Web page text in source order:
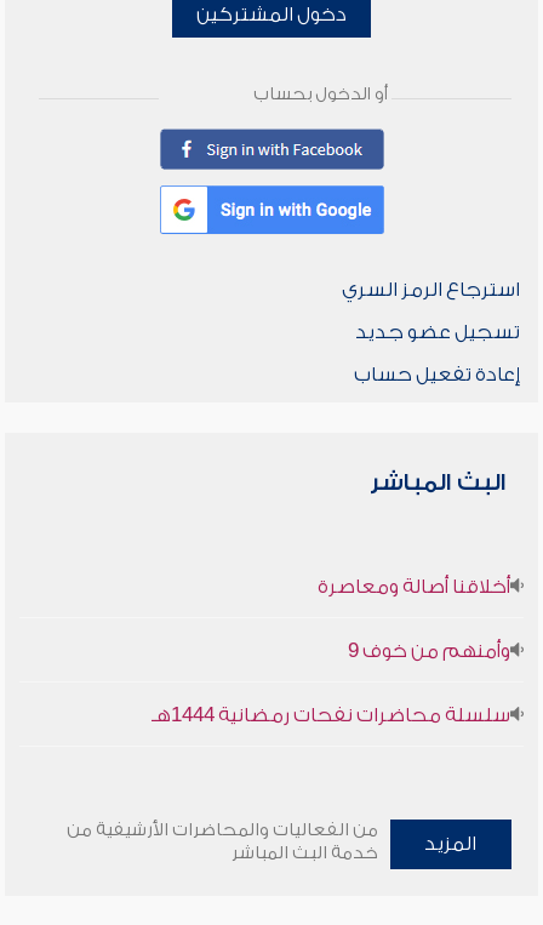
دخول المشتركين
أو الدخول بحساب
استرجاع الرمز السري
تسجيل عضو جديد
إعادة تفعيل حساب
البث المباشر
أخلاقنا أصالة ومعاصرة
وأمنهم من خوف 9
سلسلة محاضرات نفحات رمضانية 1444هـ
المزيد
من الفعاليات والمحاضرات الأرشيفية من
خدمة البث المباشر